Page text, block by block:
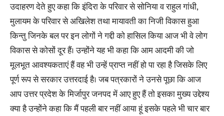
उदाहरण देते हुए कहा कि इंदिरा के परिवार से सोनिया व राहुल गांधी,
मुलायम के परिवार से अखिलेश तथा मायावती का निजी विकास हुआ
किन्तु जिनके बल पर इन लोगों ने गद्दी को हासिल किया आज भी वे लोग
विकास से कोसों दूर हैं। उन्होंने यह भी कहा कि आम आदमी की जो
मूलभूत आवश्यकताएं हैं वह भी उन्हें प्राप्त नहीं हो पा रहा है जिसके लिए
पूर्ण रूप से सरकार उत्तरदाई है। जब पत्रकारों ने उनसे पूछा कि आज
आप उत्तर प्रदेश के मिर्जापुर जनपद में आए हुए हैं तो इसका मुख्य उद्देश्य
क्या है उन्होंने कहा कि मैं पहली बार नहीं आया हूं इसके पहले भी चार बार